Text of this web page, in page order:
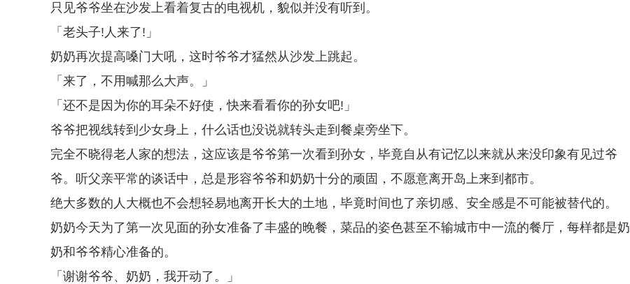
只见爷爷坐在沙发上看着复古的电视机，貌似并没有听到。
「老头子!人来了!」
奶奶再次提高嗓门大吼，这时爷爷才猛然从沙发上跳起。
「来了，不用喊那么大声。」
「还不是因为你的耳朵不好使，快来看看你的孙女吧!」
爷爷把视线转到少女身上，什么话也没说就转头走到餐桌旁坐下。
完全不晓得老人家的想法，这应该是爷爷第一次看到孙女，毕竟自从有记忆以来就从来没印象有见过爷
爷。听父亲平常的谈话中，总是形容爷爷和奶奶十分的顽固，不愿意离开岛上来到都市。
绝大多数的人大概也不会想轻易地离开长大的土地，毕竟时间也了亲切感、安全感是不可能被替代的。
奶奶今天为了第一次见面的孙女准备了丰盛的晚餐，菜品的姿色甚至不输城市中一流的餐厅，每样都是奶
奶和爷爷精心准备的。
「谢谢爷爷、奶奶，我开动了。」